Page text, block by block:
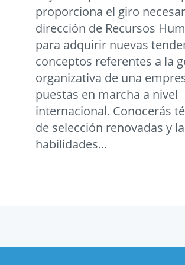
proporciona el giro
dirección de Recursos
para adquirir nuevas
conceptos referentes a la
organizativa de una
puestas en marcha a nivel
internacional. Conocerás
de selección renovadas y
habilidades...